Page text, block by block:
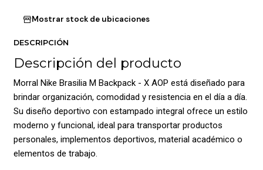
Mostrar stock de ubicaciones
DESCRIPCIÓN
Descripción del producto
Morral Nike Brasilia M Backpack - X AOP está diseñado para
brindar organización, comodidad y resistencia en el día a día.
Su diseño deportivo con estampado integral ofrece un estilo
moderno y funcional, ideal para transportar productos
personales, implementos deportivos, material académico o
elementos de trabajo.